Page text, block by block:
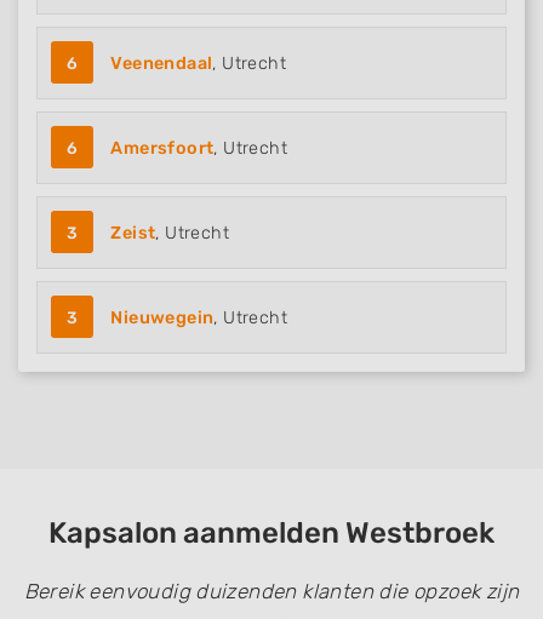
6 Veenendaal, Utrecht
6 Amersfoort, Utrecht
3 Zeist, Utrecht
3 Nieuwegein, Utrecht
Kapsalon aanmelden Westbroek
Bereik eenvoudig duizenden klanten die opzoek zijn